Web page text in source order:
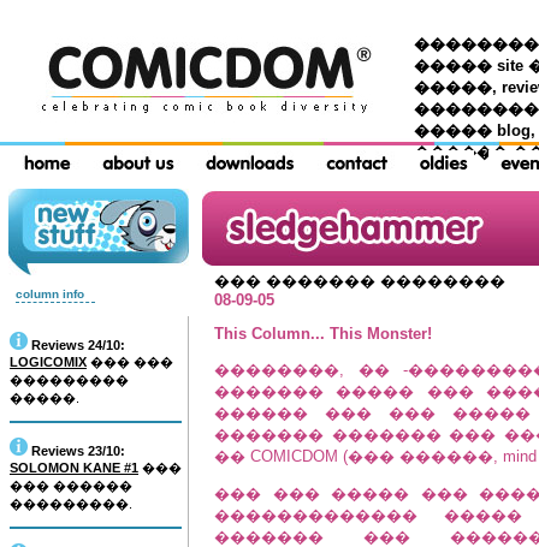
���������
����� site
�����,
����� blog,
������
column info
Reviews 24/10:
LOGICOMIX ��� ���
���������
�����.
Reviews 23/10:
SOLOMON KANE #1 ���
��� ������
���������.
��� ������� ��������
08-09-05
This Column... This Monster!
��������, �� -
������� ����� ���
������ ��� ���
������� ������� ���
�� COMICDOM (��� ������,
��� ��� ����� ���
������������� �����
������� ���